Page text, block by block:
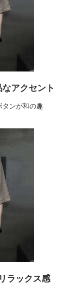
アクセント
ンが和の趣
ラックス感